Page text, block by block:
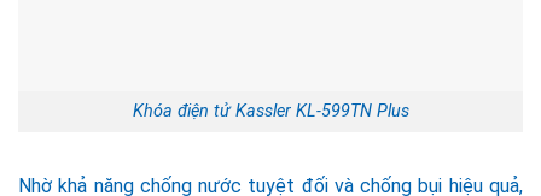
Khóa điện tử Kassler KL-599TN Plus
Nhờ khả năng chống nước tuyệt đối và chống bụi hiệu quả,